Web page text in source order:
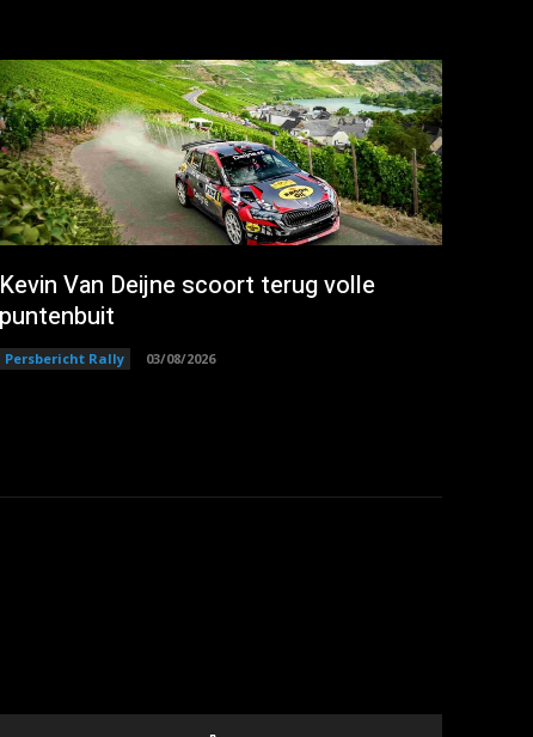
Kevin Van Deijne scoort terug volle
puntenbuit
Persbericht Rally 03/08/2026